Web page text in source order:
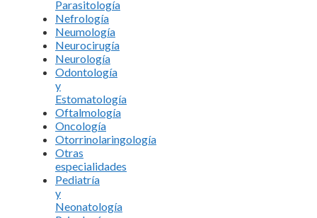
Parasitología
Nefrología
Neumología
Neurocirugía
Neurología
Odontología
y
Estomatología
Oftalmología
Oncología
Otorrinolaringología
Otras
especialidades
Pediatría
y
Neonatología